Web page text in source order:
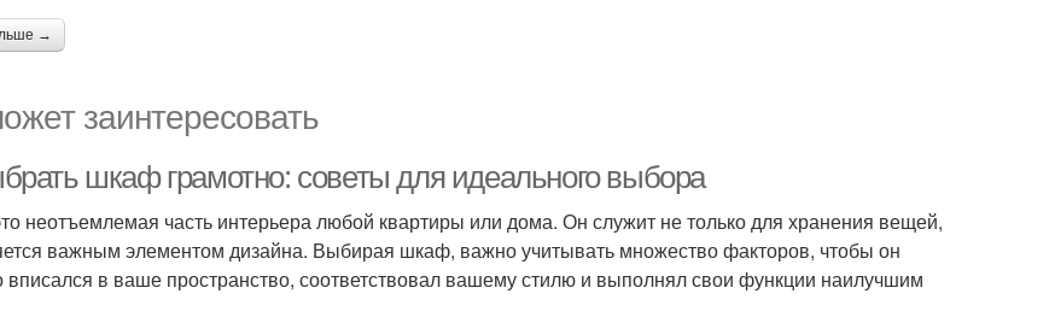
→
заинтересовать
шкаф грамотно: советы для идеального выбора
неотъемлемая часть интерьера любой квартиры или дома. Он служит не только для хранения вещей,
важным элементом дизайна. Выбирая шкаф, важно учитывать множество факторов, чтобы он
вписался в ваше пространство, соответствовал вашему стилю и выполнял свои функции наилучшим